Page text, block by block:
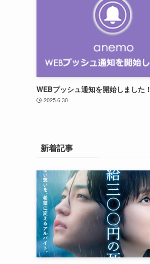
WEBプッシュ通知を開始しました！
2025.6.30
新着記事